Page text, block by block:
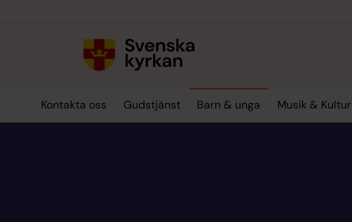
Kontakta oss Gudstjänst Barn & unga Musik & Kultur